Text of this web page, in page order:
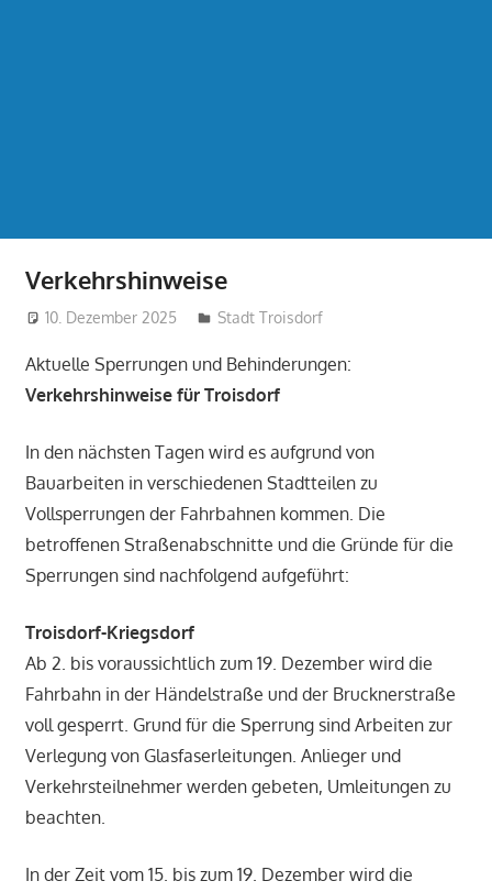
Verkehrshinweise
10. Dezember 2025 treffpunkt
Stadt Troisdorf
Aktuelle Sperrungen und Behinderungen:
Verkehrshinweise für Troisdorf
In den nächsten Tagen wird es aufgrund von
Bauarbeiten in verschiedenen Stadtteilen zu
Vollsperrungen der Fahrbahnen kommen. Die
betroffenen Straßenabschnitte und die Gründe für die
Sperrungen sind nachfolgend aufgeführt:
Troisdorf-Kriegsdorf
Ab 2. bis voraussichtlich zum 19. Dezember wird die
Fahrbahn in der Händelstraße und der Brucknerstraße
voll gesperrt. Grund für die Sperrung sind Arbeiten zur
Verlegung von Glasfaserleitungen. Anlieger und
Verkehrsteilnehmer werden gebeten, Umleitungen zu
beachten.
In der Zeit vom 15. bis zum 19. Dezember wird die